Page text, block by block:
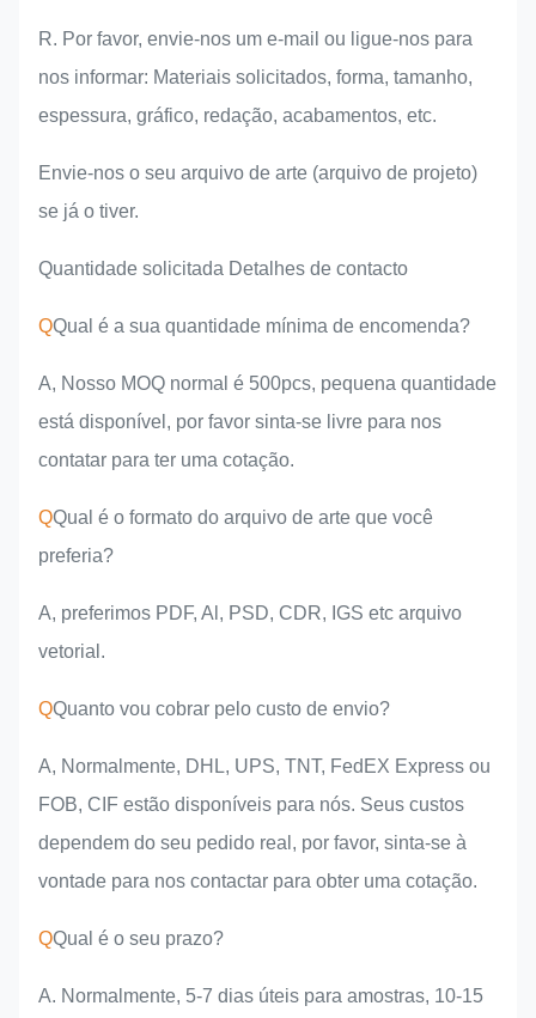
R. Por favor, envie-nos um e-mail ou ligue-nos para
nos informar: Materiais solicitados, forma, tamanho,
espessura, gráfico, redação, acabamentos, etc.
Envie-nos o seu arquivo de arte (arquivo de projeto)
se já o tiver.
Quantidade solicitada Detalhes de contacto
QQual é a sua quantidade mínima de encomenda?
A, Nosso MOQ normal é 500pcs, pequena quantidade
está disponível, por favor sinta-se livre para nos
contatar para ter uma cotação.
QQual é o formato do arquivo de arte que você
preferia?
A, preferimos PDF, Al, PSD, CDR, IGS etc arquivo
vetorial.
QQuanto vou cobrar pelo custo de envio?
A, Normalmente, DHL, UPS, TNT, FedEX Express ou
FOB, CIF estão disponíveis para nós. Seus custos
dependem do seu pedido real, por favor, sinta-se à
vontade para nos contactar para obter uma cotação.
QQual é o seu prazo?
A. Normalmente, 5-7 dias úteis para amostras, 10-15